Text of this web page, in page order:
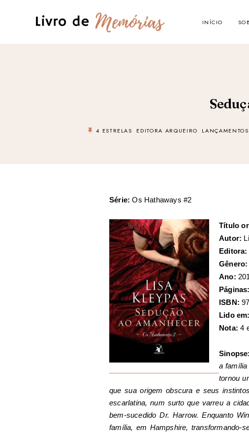
INÍCIO
4 ESTRELAS EDITORA ARQUEIRO
Série: Os Hathaways #2
Título
Autor:
Editora:
Gênero:
Ano:
Páginas:
ISBN:
Lido em:
Nota: 4
Sinopse:
a família
tornou
que sua origem obscura e seus
escarlatina, num surto que varreu a
bem-sucedido Dr. Harrow. Enquanto
família, em Hampshire, transformando-